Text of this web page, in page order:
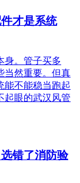
才是系统
身。管子买多
当然重要。但真
能不能稳当跑起
起眼的武汉风管
错了消防验